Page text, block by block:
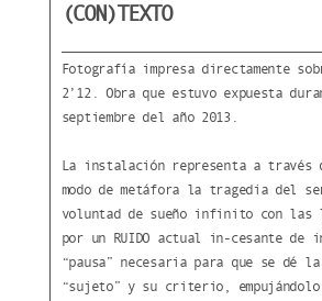
(CON)TEXTO
Fotografía impresa directamente
2’12. Obra que estuvo expuesta
septiembre del año 2013.
La instalación representa a
modo de metáfora la tragedia del
voluntad de sueño infinito con las
por un RUIDO actual in-cesante de
“pausa” necesaria para que se dé
“sujeto” y su criterio,